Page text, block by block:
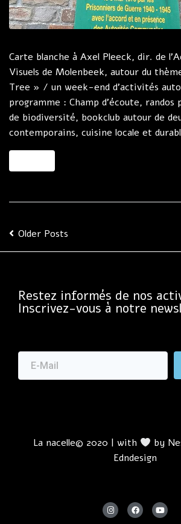
Carte blanche à Axel Pleeck, dir. de
Visuels de Molenbeek, autour du
Tree » / un week-end d’activités
programme : Champ d’écoute, randos
de biodiversité, bookclub autour de
contemporains, cuisine locale et
Older Posts
Restez informés de nos
Inscrivez-vous à notre
La nacelle© 2020 | with by
Edndesign